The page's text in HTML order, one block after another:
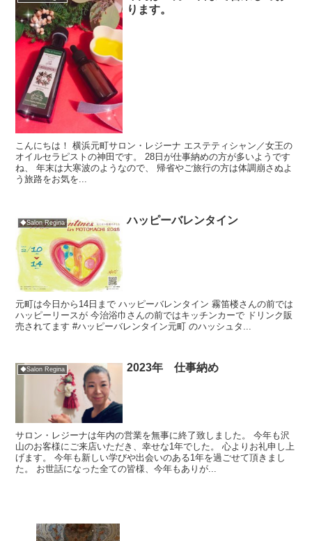
ります。
こんにちは！ 横浜元町サロン・レジーナ エステティシャン／女王の
オイルセラピストの神田です。 28日が仕事納めの方が多いようです
ね、 年末は大寒波のようなので、 帰省やご旅行の方は体調崩さぬよ
う旅路をお気を...
◆Salon Regina ハッピーバレンタイン
元町は今日から14日まで ハッピーバレンタイン 霧笛楼さんの前では
ハッピーリースが 今治浴巾さんの前ではキッチンカーで ドリンク販
売されてます #ハッピーバレンタイン元町 のハッシュタ...
◆Salon Regina 2023年 仕事納め
サロン・レジーナは年内の営業を無事に終了致しました。 今年も沢
山のお客様にご来店いただき、幸せな1年でした。 心よりお礼申し上
げます。 今年も新しい学びや出会いのある1年を過ごせて頂きまし
た。 お世話になった全ての皆様、今年もありが...